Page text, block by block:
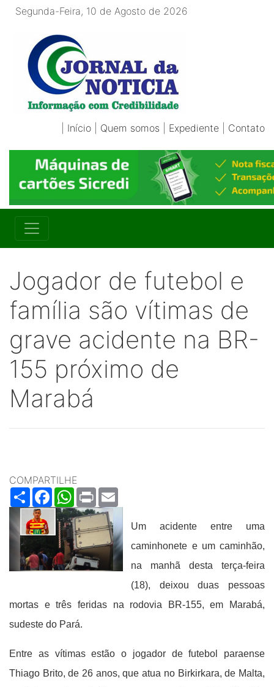
Segunda-Feira, 10 de Agosto de 2026
Início Quem somos Expediente Contato
Jogador de futebol e
família são vítimas de
grave acidente na BR-
155 próximo de
Marabá
COMPARTILHE
ShareFacebookWhatsApp
Print
Um acidente entre uma
caminhonete e um caminhão,
na manhã desta terça-feira
(18), deixou duas pessoas
mortas e três feridas na rodovia BR-155, em Marabá,
sudeste do Pará.
Entre as vítimas estão o jogador de futebol paraense
Thiago Brito, de 26 anos, que atua no Birkirkara, de Malta,